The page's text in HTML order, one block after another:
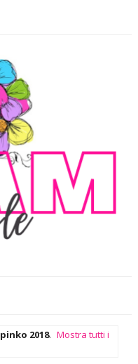
pinko 2018. Mostra tutti i